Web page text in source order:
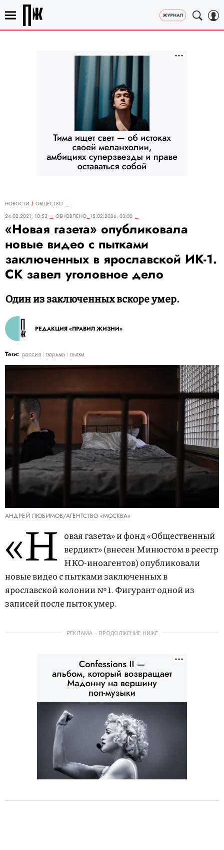
НОВОСТИ
ОБЩЕСТВО
24.02.2021, 10:53
ОБНОВЛЕНО 15.02.2026, 03:00
«Новая газета» опубликовала
новые видео с пытками
заключенных в ярославской ИК-1.
СК завел уголовное дело
Один из заключенных вскоре умер.
РЕДАКЦИЯ «ПРАВИЛ ЖИЗНИ»
Теги: россия тюрьма пытки
АНДРЕЙ ЛЮБИМОВ/АГЕНТСТВО «МОСКВА»
«Н овая газета» и фонд «Общественный
вердикт» (внесен Минюстом в реестр
НКО-иноагентов) опубликовали
новые видео с пытками заключенных в
ярославской колонии № 1. Фигурант одной из
записей после пыток умер.
РЕКЛАМА – ПРОДОЛЖЕНИЕ НИЖЕ